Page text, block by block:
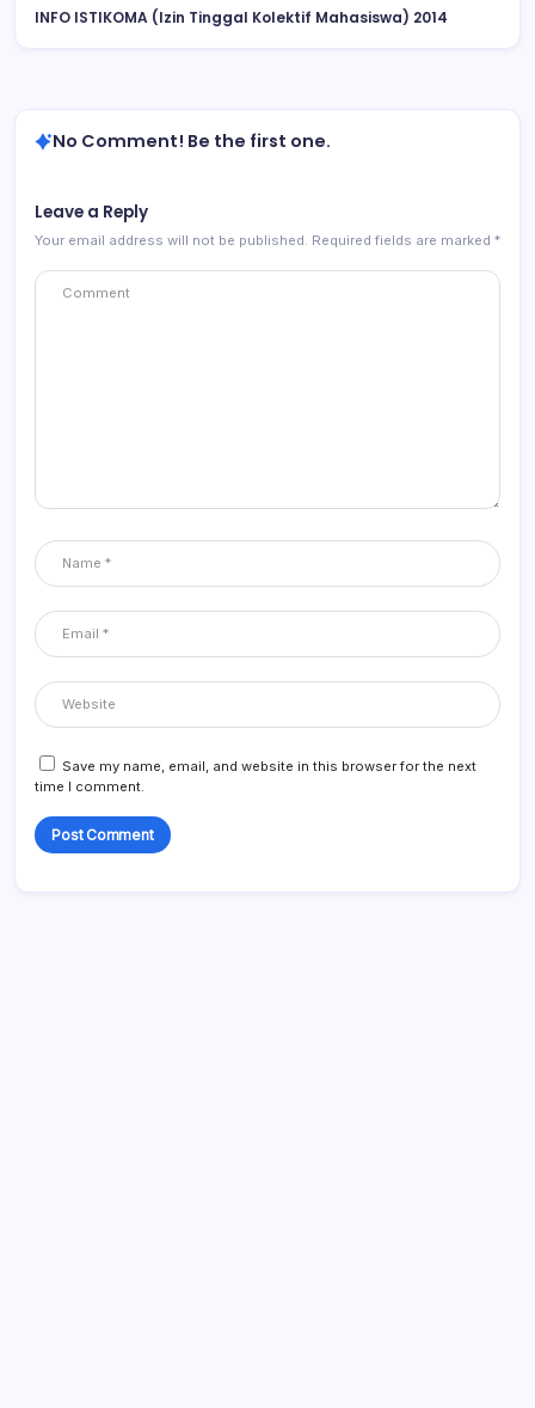
INFO ISTIKOMA (Izin Tinggal Kolektif Mahasiswa) 2014
No Comment! Be the first one.
Leave a Reply
Your email address will not be published. Required fields are marked *
Save my name, email, and website in this browser for the next
time I comment.